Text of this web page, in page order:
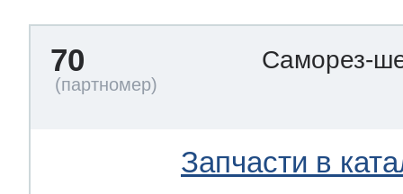
70 Саморез-
Запчасти в